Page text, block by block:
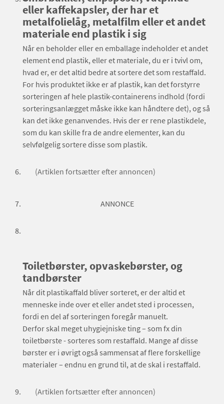
eller kaffekapsler, der har et
metalfolielåg, metalfilm eller et andet
materiale end plastik i sig
Når en beholder eller en emballage indeholder et andet
element end plastik, eller et materiale, du er i tvivl om,
hvad er, er det altid bedre at sortere det som restaffald.
For hvis produktet ikke er af plastik, kan det forstyrre
sorteringen af hele plastik-containerens indhold (fordi
sorteringsanlægget måske ikke kan håndtere det), og så
kan det ikke genanvendes. Hvis der er rene plastikdele,
som du kan skille fra de andre elementer, kan du
selvfølgelig sortere disse som plastik.
(Artiklen fortsætter efter annoncen)
ANNONCE
Toiletbørster, opvaskebørster, og
tandbørster
Når dit plastikaffald bliver sorteret, er der altid et
menneske inde over et eller andet sted i processen,
fordi en del af sorteringen foregår manuelt.
Derfor skal meget uhygiejniske ting – som fx din
toiletbørste - sorteres som restaffald. Mange af disse
børster er i øvrigt også sammensat af flere forskellige
materialer – endnu en grund til, at de skal i restaffald.
(Artiklen fortsætter efter annoncen)